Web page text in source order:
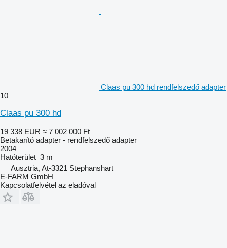
Claas pu 300 hd rendfelszedő adapter
10
Claas pu 300 hd
19 338 EUR ≈ 7 002 000 Ft
Betakarító adapter - rendfelszedő adapter
2004
Hatóterület 3 m
Ausztria, At-3321 Stephanshart
E-FARM GmbH
Kapcsolatfelvétel az eladóval